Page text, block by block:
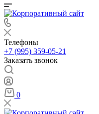
Телефоны
+7 (995) 359-05-21
Заказать звонок
0